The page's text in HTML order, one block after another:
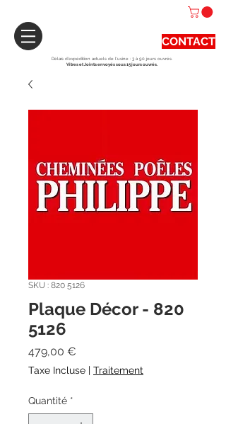
CONTACT
Délais d'expédition actuels de l'usine : 3 à 90 jours ouvrés.
Vitres et Joints envoyés sous 15 jours ouvrés.
SKU : 820 5126
Plaque Décor - 820
5126
479,00 €
Taxe Incluse | Traitement
Quantité *